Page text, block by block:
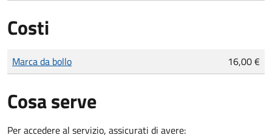
Costi
Tipo di pagamento
Importo
Marca da bollo 16,00 €
Cosa serve
Per accedere al servizio, assicurati di avere: